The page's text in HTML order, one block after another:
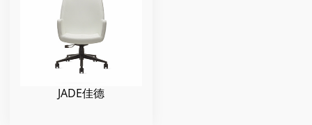
JADE佳德